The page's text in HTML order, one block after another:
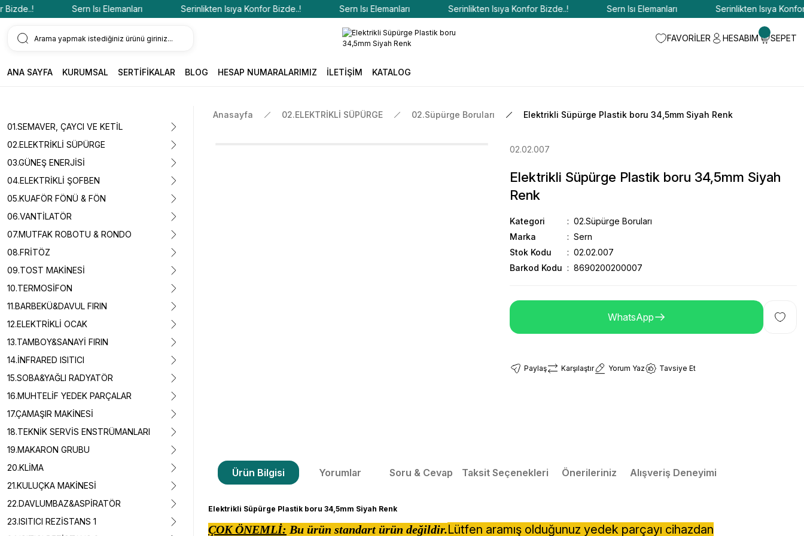
Sern Isı Elemanları Serinlikten Isıya Konfor Bizde..! Sern Isı Elemanları Serinlikten Isıya Konfor Bizde..! Sern Isı Elemanları Serinlikten Isıya Konfor
FAVORİLER HESABIM SEPET
ANA SAYFA KURUMSAL SERTİFİKALAR BLOG HESAP NUMARALARIMIZ İLETİŞİM KATALOG
01.SEMAVER, ÇAYCI VE KETİL
02.ELEKTRİKLİ SÜPÜRGE
03.GÜNEŞ ENERJİSİ
04.ELEKTRİKLİ ŞOFBEN
05.KUAFÖR FÖNÜ & FÖN
06.VANTİLATÖR
07.MUTFAK ROBOTU & RONDO
08.FRİTÖZ
09.TOST MAKİNESİ
10.TERMOSİFON
11.BARBEKÜ&DAVUL FIRIN
12.ELEKTRİKLİ OCAK
13.TAMBOY&SANAYİ FIRIN
14.İNFRARED ISITICI
15.SOBA&YAĞLI RADYATÖR
16.MUHTELİF YEDEK PARÇALAR
17.ÇAMAŞIR MAKİNESİ
18.TEKNİK SERVİS ENSTRÜMANLARI
19.MAKARON GRUBU
20.KLİMA
21.KULUÇKA MAKİNESİ
22.DAVLUMBAZ&ASPİRATÖR
23.ISITICI REZİSTANS 1
Anasayfa 02.ELEKTRİKLİ SÜPÜRGE 02.Süpürge Boruları Elektrikli Süpürge Plastik boru 34,5mm Siyah Renk
02.02.007
Elektrikli Süpürge Plastik boru 34,5mm Siyah
Renk
Kategori
02.Süpürge Boruları
Marka
Sern
Stok Kodu
02.02.007
Barkod Kodu
8690200200007
WhatsApp
Paylaş Karşılaştır Yorum Yaz Tavsiye Et
Ürün Bilgisi Yorumlar Soru & Cevap Taksit Seçenekleri Önerileriniz Alışveriş Deneyimi
Elektrikli Süpürge Plastik boru 34,5mm Siyah Renk
ÇOK ÖNEMLİ: Bu ürün standart ürün değildir.Lütfen aramış olduğunuz yedek parçayı cihazdan